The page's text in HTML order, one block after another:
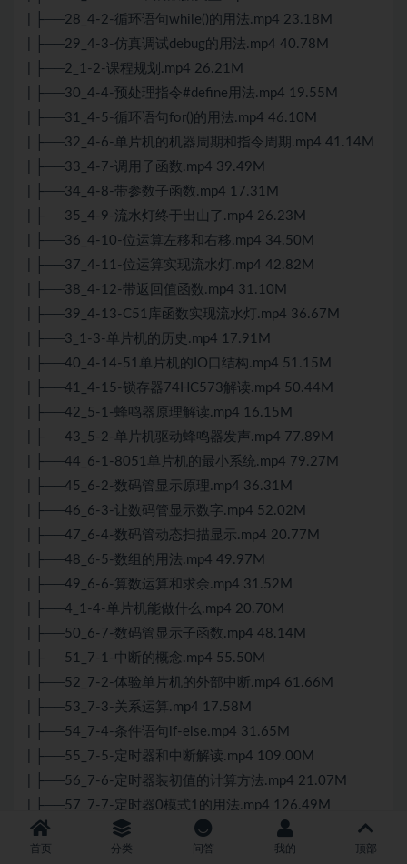
| ├──28_4-2-循环语句while()的用法.mp4 23.18M
| ├──29_4-3-仿真调试debug的用法.mp4 40.78M
| ├──2_1-2-课程规划.mp4 26.21M
| ├──30_4-4-预处理指令#define用法.mp4 19.55M
| ├──31_4-5-循环语句for()的用法.mp4 46.10M
| ├──32_4-6-单片机的机器周期和指令周期.mp4 41.14M
| ├──33_4-7-调用子函数.mp4 39.49M
| ├──34_4-8-带参数子函数.mp4 17.31M
| ├──35_4-9-流水灯终于出山了.mp4 26.23M
| ├──36_4-10-位运算左移和右移.mp4 34.50M
| ├──37_4-11-位运算实现流水灯.mp4 42.82M
| ├──38_4-12-带返回值函数.mp4 31.10M
| ├──39_4-13-C51库函数实现流水灯.mp4 36.67M
| ├──3_1-3-单片机的历史.mp4 17.91M
| ├──40_4-14-51单片机的IO口结构.mp4 51.15M
| ├──41_4-15-锁存器74HC573解读.mp4 50.44M
| ├──42_5-1-蜂鸣器原理解读.mp4 16.15M
| ├──43_5-2-单片机驱动蜂鸣器发声.mp4 77.89M
| ├──44_6-1-8051单片机的最小系统.mp4 79.27M
| ├──45_6-2-数码管显示原理.mp4 36.31M
| ├──46_6-3-让数码管显示数字.mp4 52.02M
| ├──47_6-4-数码管动态扫描显示.mp4 20.77M
| ├──48_6-5-数组的用法.mp4 49.97M
| ├──49_6-6-算数运算和求余.mp4 31.52M
| ├──4_1-4-单片机能做什么.mp4 20.70M
| ├──50_6-7-数码管显示子函数.mp4 48.14M
| ├──51_7-1-中断的概念.mp4 55.50M
| ├──52_7-2-体验单片机的外部中断.mp4 61.66M
| ├──53_7-3-关系运算.mp4 17.58M
| ├──54_7-4-条件语句if-else.mp4 31.65M
| ├──55_7-5-定时器和中断解读.mp4 109.00M
| ├──56_7-6-定时器装初值的计算方法.mp4 21.07M
| ├──57_7-7-定时器0模式1的用法.mp4 126.49M
| ├──58_7-8-3个中断同时启用实验.mp4 48.78M
| ├──59_8-1实现按键检测的方法.mp4 25.81M
首页 分类 问答 我的 顶部